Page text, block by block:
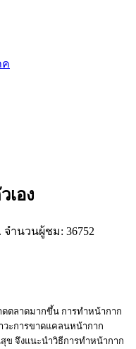
ค
เอง
ำนวนผู้ชม: 36752
ลาดมากขึ้น การทำหน้ากาก
วะการขาดแคลนหน้ากาก
ข จึงแนะนำวิธีการทำหน้ากาก